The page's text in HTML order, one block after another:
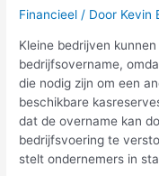
Financieel / Door Kevin
Kleine bedrijven
bedrijfsovername,
die nodig zijn om een
beschikbare
dat de overname kan
bedrijfsvoering te
stelt ondernemers in